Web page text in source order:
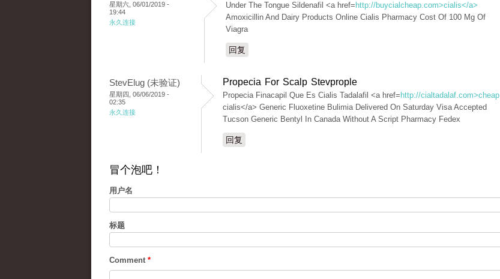
星期六, 06/01/2019 -
19:44
永久连接
Under The Tongue Sildenafil <a href= http://buycialcheap.com>cialis</a>
Amoxicillin And Dairy Products Online Cialis Pharmacy Cost Of 100 Mg Of
Viagra
回复
StevElug (未验证)
星期四, 06/06/2019 -
02:35
永久连接
Propecia For Scalp Stevprople
Propecia Finacapil Que Es Cialis Tadalafil <a href= http://cialtadalaf.com>cheap
cialis</a> Generic Fluoxetine Bulimia Delivered On Saturday Visa Accepted
Tucson Generic Bentyl In Canada Without A Script Pharmacy Fedex
回复
冒个泡吧！
用户名
标题
Comment *